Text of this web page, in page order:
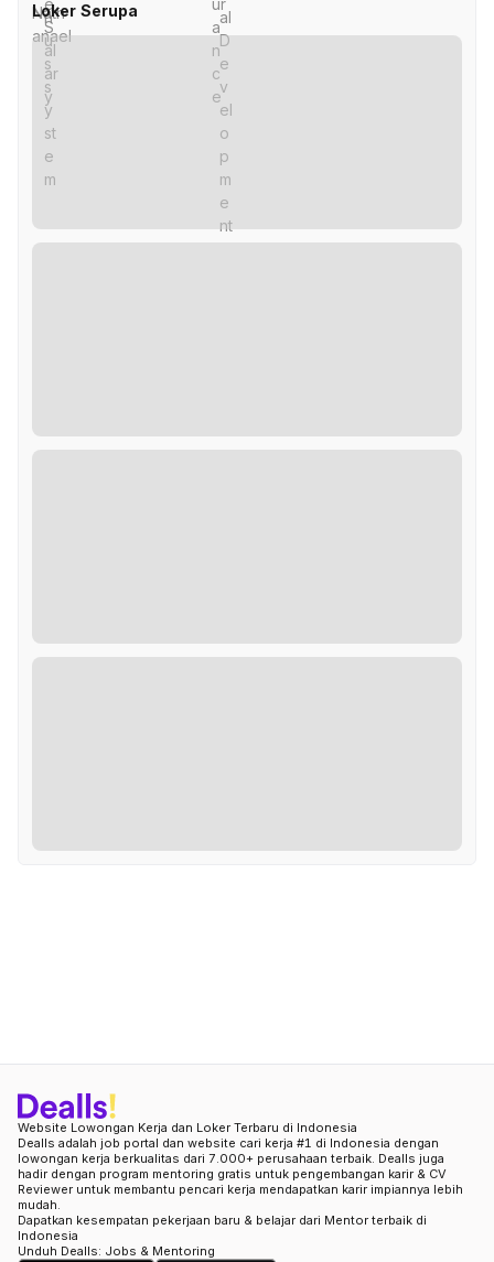
Loker Serupa
Website Lowongan Kerja dan Loker Terbaru di Indonesia
Dealls adalah job portal dan website cari kerja #1 di Indonesia dengan
lowongan kerja berkualitas dari 7.000+ perusahaan terbaik. Dealls juga
hadir dengan program mentoring gratis untuk pengembangan karir & CV
Reviewer untuk membantu pencari kerja mendapatkan karir impiannya lebih
mudah.
Dapatkan kesempatan pekerjaan baru & belajar dari Mentor terbaik di
Indonesia
Unduh Dealls: Jobs & Mentoring